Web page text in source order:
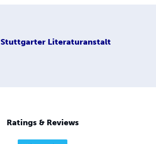
Stuttgarter Literaturanstalt
Ratings & Reviews